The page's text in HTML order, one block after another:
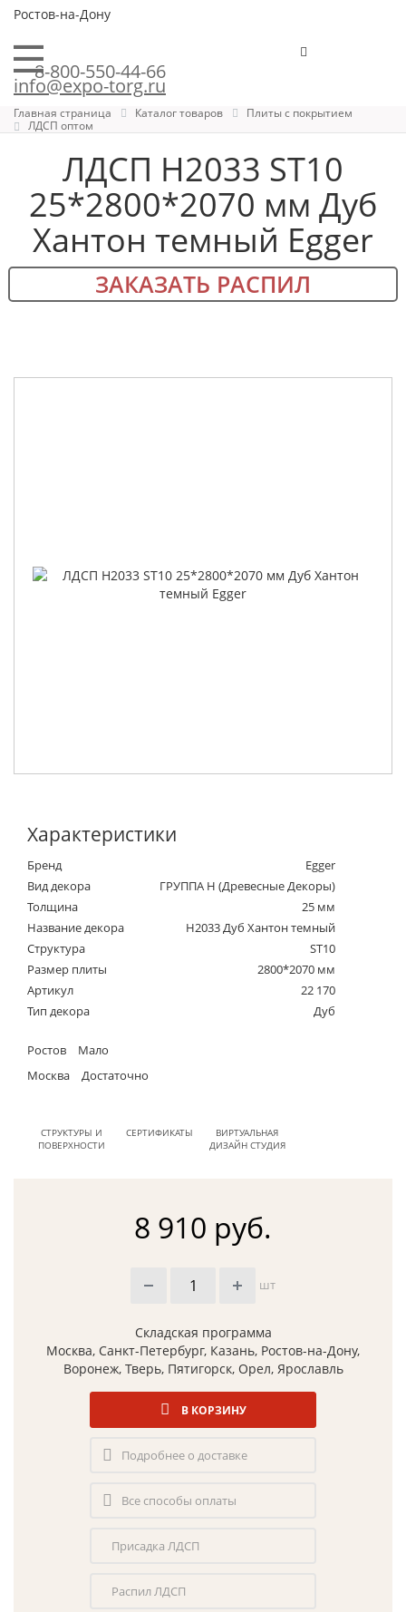
Ростов-на-Дону
8-800-550-44-66
info@expo-torg.ru
Главная страница Каталог товаров
Плиты с покрытием
ЛДСП оптом
ЛДСП H2033 ST10
25*2800*2070 мм Дуб
Хантон темный Egger
ЗАКАЗАТЬ РАСПИЛ
Характеристики
Бренд
Egger
Вид декора
ГРУППА Н (Древесные Декоры)
Толщина
25 мм
Название декора
H2033 Дуб Хантон темный
Структура
ST10
Размер плиты
2800*2070 мм
Артикул
22 170
Тип декора
Дуб
Ростов
Мало
Москва
Достаточно
СТРУКТУРЫ И
ПОВЕРХНОСТИ
СЕРТИФИКАТЫ
ВИРТУАЛЬНАЯ
ДИЗАЙН СТУДИЯ
8 910 руб.
шт
Складская программа
Москва, Санкт-Петербург, Казань, Ростов-на-Дону,
Воронеж, Тверь, Пятигорск, Орел, Ярославль
В КОРЗИНУ
Подробнее о доставке
Все способы оплаты
Присадка ЛДСП
Распил ЛДСП